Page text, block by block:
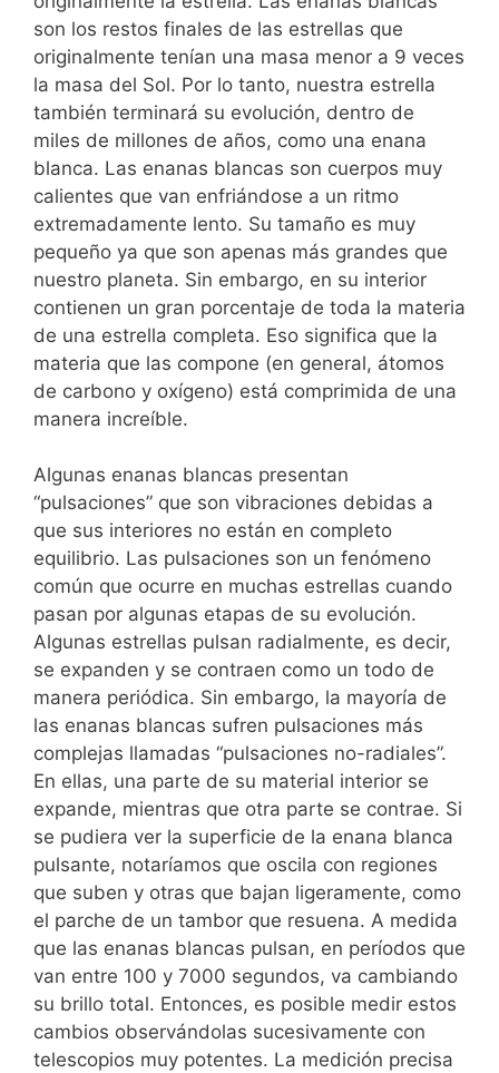
son los restos finales de las estrellas que
originalmente tenían una masa menor a 9 veces
la masa del Sol. Por lo tanto, nuestra estrella
también terminará su evolución, dentro de
miles de millones de años, como una enana
blanca. Las enanas blancas son cuerpos muy
calientes que van enfriándose a un ritmo
extremadamente lento. Su tamaño es muy
pequeño ya que son apenas más grandes que
nuestro planeta. Sin embargo, en su interior
contienen un gran porcentaje de toda la materia
de una estrella completa. Eso significa que la
materia que las compone (en general, átomos
de carbono y oxígeno) está comprimida de una
manera increíble.
Algunas enanas blancas presentan
“pulsaciones” que son vibraciones debidas a
que sus interiores no están en completo
equilibrio. Las pulsaciones son un fenómeno
común que ocurre en muchas estrellas cuando
pasan por algunas etapas de su evolución.
Algunas estrellas pulsan radialmente, es decir,
se expanden y se contraen como un todo de
manera periódica. Sin embargo, la mayoría de
las enanas blancas sufren pulsaciones más
complejas llamadas “pulsaciones no-radiales”.
En ellas, una parte de su material interior se
expande, mientras que otra parte se contrae. Si
se pudiera ver la superficie de la enana blanca
pulsante, notaríamos que oscila con regiones
que suben y otras que bajan ligeramente, como
el parche de un tambor que resuena. A medida
que las enanas blancas pulsan, en períodos que
van entre 100 y 7000 segundos, va cambiando
su brillo total. Entonces, es posible medir estos
cambios observándolas sucesivamente con
telescopios muy potentes. La medición precisa